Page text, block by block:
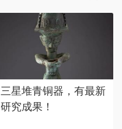
三星堆青铜器，有最新
研究成果！